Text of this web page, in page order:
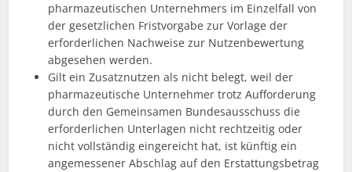
pharmazeutischen Unternehmers im Einzelfall von
der gesetzlichen Fristvorgabe zur Vorlage der
erforderlichen Nachweise zur Nutzenbewertung
abgesehen werden.
Gilt ein Zusatznutzen als nicht belegt, weil der
pharmazeutische Unternehmer trotz Aufforderung
durch den Gemeinsamen Bundesausschuss die
erforderlichen Unterlagen nicht rechtzeitig oder
nicht vollständig eingereicht hat, ist künftig ein
angemessener Abschlag auf den Erstattungsbetrag